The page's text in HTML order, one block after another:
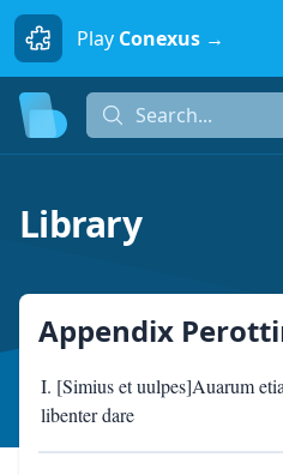
Play Conexus →
Search...
Library
Appendix
I. [Simius et uulpes]Auarum
libenter dare